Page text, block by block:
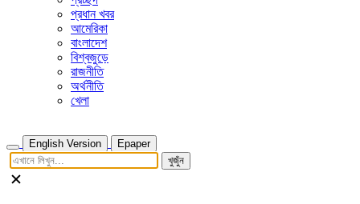
প্রধান খবর
আমেরিকা
বাংলাদেশ
বিশ্বজুড়ে
রাজনীতি
অর্থনীতি
খেলা
English Version
Epaper
খুজুঁন